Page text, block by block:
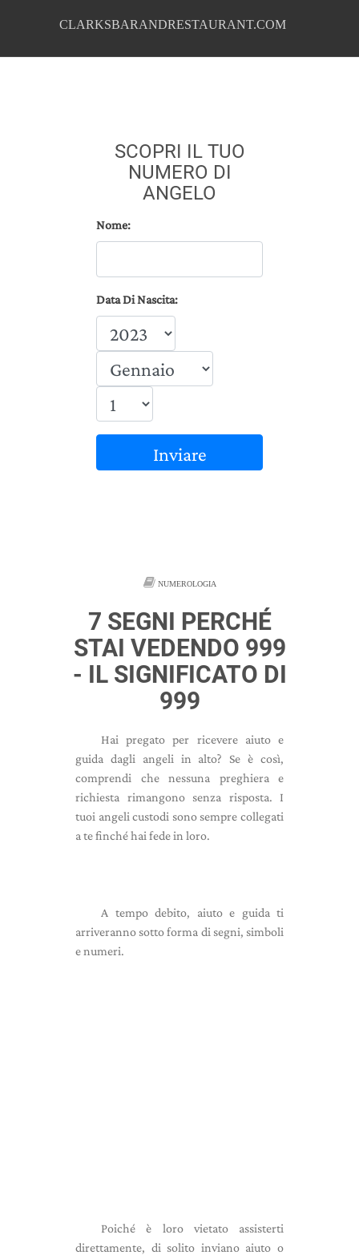
CLARKSBARANDRESTAURANT.COM
SCOPRI IL TUO
NUMERO DI
ANGELO
Nome:
Data Di Nascita:
Inviare
NUMEROLOGIA
7 SEGNI PERCHÉ
STAI VEDENDO 999
- IL SIGNIFICATO DI
999
Hai pregato per ricevere aiuto e
guida dagli angeli in alto? Se è così,
comprendi che nessuna preghiera e
richiesta rimangono senza risposta. I
tuoi angeli custodi sono sempre collegati
a te finché hai fede in loro.
A tempo debito, aiuto e guida ti
arriveranno sotto forma di segni, simboli
e numeri.
Poiché è loro vietato assisterti
direttamente, di solito inviano aiuto o